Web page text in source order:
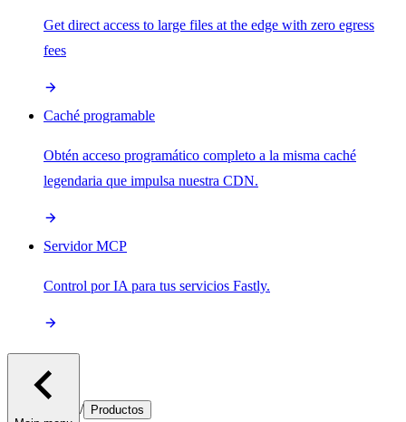
Get direct access to large files at the edge with zero egress
fees
Caché programable
Obtén acceso programático completo a la misma caché
legendaria que impulsa nuestra CDN.
Servidor MCP
Control por IA para tus servicios Fastly.
/ Productos